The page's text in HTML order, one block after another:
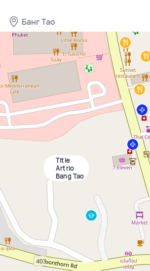
Банг Тао
Title
Artrio
Bang Tao
500 м
1500 м
3 км
5 км